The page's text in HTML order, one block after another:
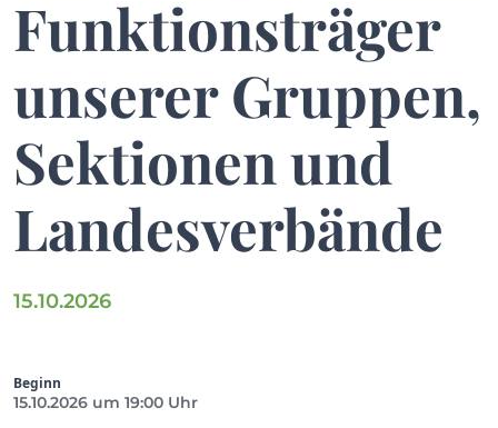
Funktionsträger
unserer Gruppen,
Sektionen und
Landesverbände
15.10.2026
Beginn
15.10.2026 um 19:00 Uhr